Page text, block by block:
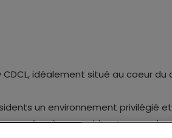
idéalement situé au coeur du
un environnement privilégié
grâce à son architecture